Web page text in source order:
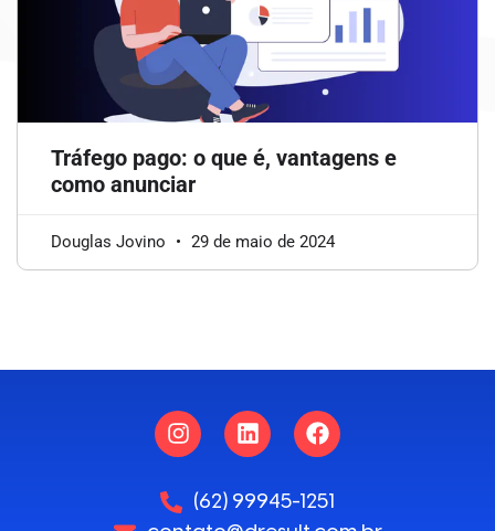
Tráfego pago: o que é, vantagens e
como anunciar
Douglas Jovino 29 de maio de 2024
(62) 99945-1251